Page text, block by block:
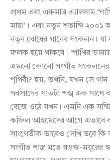
প্রথম এবং একমাত্র এ্যালবাম
মায়া’। এবং নতুন শতাব্দি
নতুন বোধের গানের সংকলন। যা
ফলক হয়ে থাকবে। ‘পাখির
এমনো কোনো সংগীত
পৃথিবী? হয়, তখনি, যখন সে গান
সর্বপ্রাণের সাতটা শঙ্খ এক
বেজে ওঠে যখন। এমনি এক
কফিল আহমেদের আগে এভাবে
সাংগেতীক ভাবেও দেখি তবে
সংগীত শাস্ত্র মতে ষড়জ-ময়ূরের